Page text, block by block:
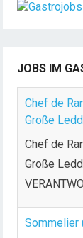
JOBS IM
Chef de
Große
Chef de
Große